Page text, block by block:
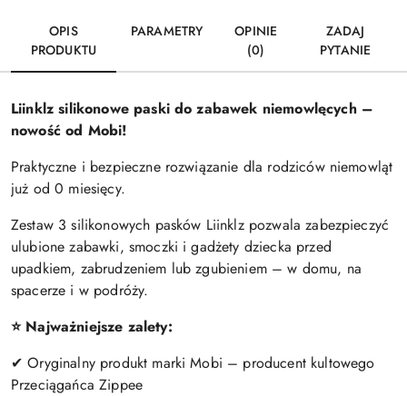
OPIS
PRODUKTU
PARAMETRY
OPINIE
(0)
ZADAJ
PYTANIE
Liinklz silikonowe paski do zabawek niemowlęcych –
nowość od Mobi!
Praktyczne i bezpieczne rozwiązanie dla rodziców niemowląt
już od 0 miesięcy.
Zestaw 3 silikonowych pasków Liinklz pozwala zabezpieczyć
ulubione zabawki, smoczki i gadżety dziecka przed
upadkiem, zabrudzeniem lub zgubieniem – w domu, na
spacerze i w podróży.
⭐ Najważniejsze zalety:
✔ Oryginalny produkt marki Mobi – producent kultowego
Przeciągańca Zippee